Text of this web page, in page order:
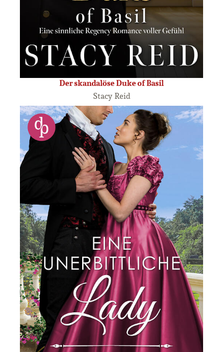
Der skandalöse Duke of Basil
Stacy Reid